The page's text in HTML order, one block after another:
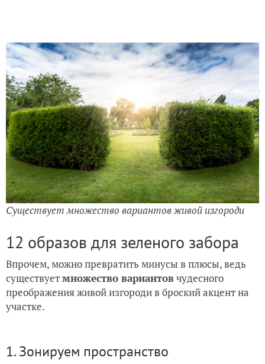
Существует множество вариантов живой изгороди
12 образов для зеленого забора
Впрочем, можно превратить минусы в плюсы, ведь
существуетмножество вариантов чудесного
преображения живой изгороди в броский акцент на
участке.
1. Зонируем пространство